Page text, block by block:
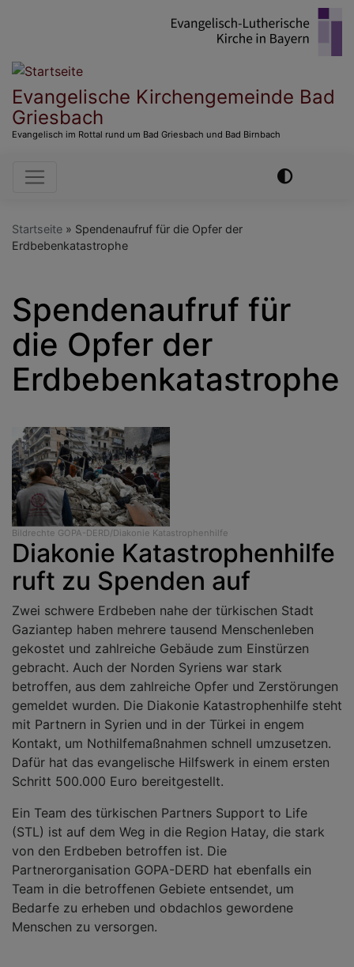
Evangelische Kirchengemeinde Bad
Griesbach
Evangelisch im Rottal rund um Bad Griesbach und Bad Birnbach
Hauptnavigation
Startseite
Spendenaufruf für die Opfer der
Erdbebenkatastrophe
Spendenaufruf für
die Opfer der
Erdbebenkatastrophe
Bildrechte GOPA-DERD/Diakonie Katastrophenhilfe
Diakonie Katastrophenhilfe
ruft zu Spenden auf
Zwei schwere Erdbeben nahe der türkischen Stadt
Gaziantep haben mehrere tausend Menschenleben
gekostet und zahlreiche Gebäude zum Einstürzen
gebracht. Auch der Norden Syriens war stark
betroffen, aus dem zahlreiche Opfer und Zerstörungen
gemeldet wurden. Die Diakonie Katastrophenhilfe steht
mit Partnern in Syrien und in der Türkei in engem
Kontakt, um Nothilfemaßnahmen schnell umzusetzen.
Dafür hat das evangelische Hilfswerk in einem ersten
Schritt 500.000 Euro bereitgestellt.
Ein Team des türkischen Partners Support to Life
(STL) ist auf dem Weg in die Region Hatay, die stark
von den Erdbeben betroffen ist. Die
Partnerorganisation GOPA-DERD hat ebenfalls ein
Team in die betroffenen Gebiete entsendet, um
Bedarfe zu erheben und obdachlos gewordene
Menschen zu versorgen.